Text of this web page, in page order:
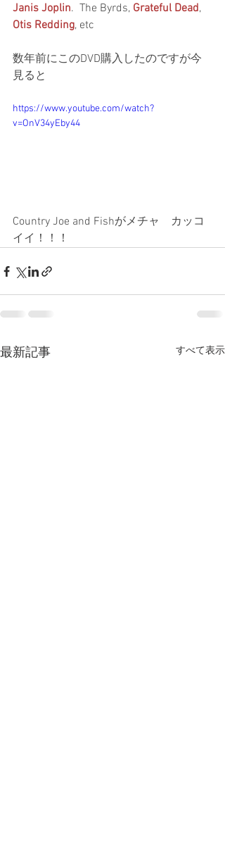
Janis Joplin.  The Byrds, Grateful Dead,
Otis Redding, etc
数年前にこのDVD購入したのですが今
見ると
https://www.youtube.com/watch?
v=OnV34yEby44
Country Joe and Fishがメチャ　カッコ
イイ！！！
最新記事 すべて表示